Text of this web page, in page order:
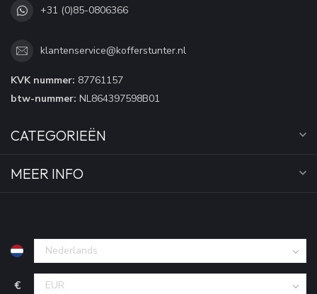
+31 (0)85-0806366
klantenservice@kofferstunter.nl
KVK nummer: 87761157
btw-nummer: NL864397598B01
CATEGORIEËN
MEER INFO
€